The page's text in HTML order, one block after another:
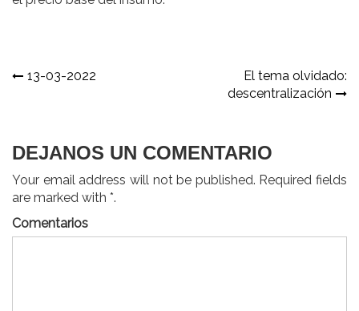
Navegación
13-03-2022
El tema olvidado:
descentralización
DEJANOS UN COMENTARIO
Your email address will not be published. Required fields
are marked with *.
Comentarios